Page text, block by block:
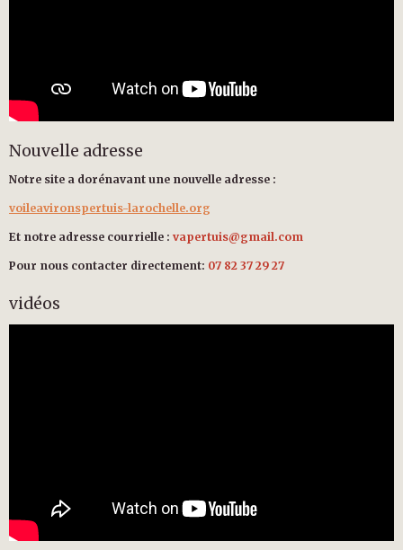
Nouvelle adresse
Notre site a dorénavant une nouvelle adresse :
voileavironspertuis-larochelle.org
Et notre adresse courrielle : vapertuis@gmail.com
Pour nous contacter directement: 07 82 37 29 27
vidéos